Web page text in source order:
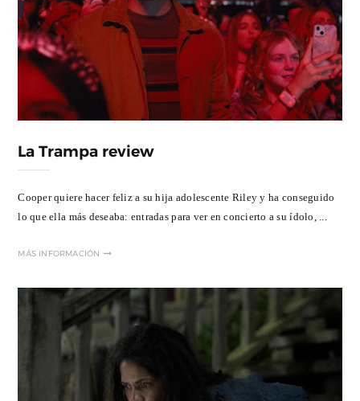
La Trampa review
Cooper quiere hacer feliz a su hija adolescente Riley y ha conseguido
lo que ella más deseaba: entradas para ver en concierto a su ídolo, ...
MÁS INFORMACIÓN